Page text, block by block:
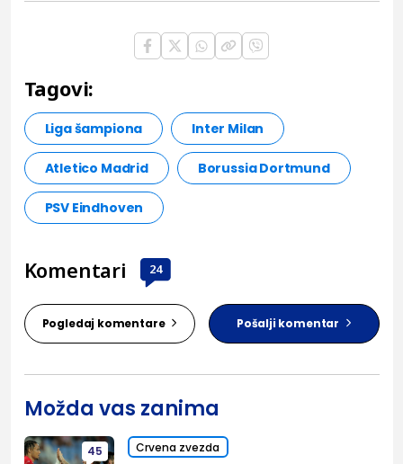
Tagovi:
Liga šampiona Inter Milan
Atletico Madrid Borussia Dortmund
PSV Eindhoven
Komentari 24
Pogledaj komentare Pošalji komentar
Možda vas zanima
45 Crvena zvezda